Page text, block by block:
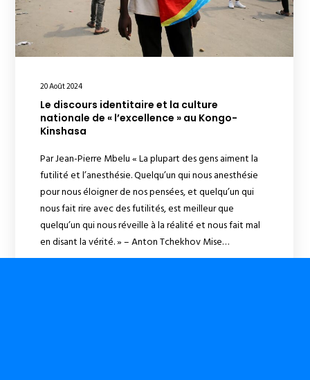
20 Août 2024
Le discours identitaire et la culture
nationale de « l’excellence » au Kongo-
Kinshasa
Par Jean-Pierre Mbelu « La plupart des gens aiment la
futilité et l’anesthésie. Quelqu’un qui nous anesthésie
pour nous éloigner de nos pensées, et quelqu’un qui
nous fait rire avec des futilités, est meilleur que
quelqu’un qui nous réveille à la réalité et nous fait mal
en disant la vérité. » – Anton Tchekhov Mise…